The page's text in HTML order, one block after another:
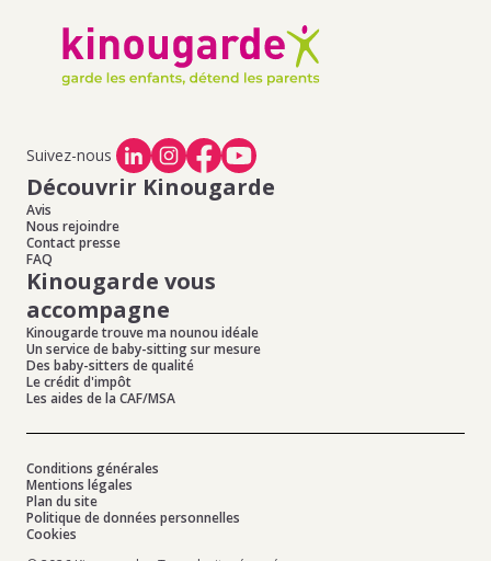
Suivez-nous
Découvrir Kinougarde
Avis
Nous rejoindre
Contact presse
FAQ
Kinougarde vous
accompagne
Kinougarde trouve ma nounou idéale
Un service de baby-sitting sur mesure
Des baby-sitters de qualité
Le crédit d'impôt
Les aides de la CAF/MSA
Conditions générales
Mentions légales
Plan du site
Politique de données personnelles
Cookies